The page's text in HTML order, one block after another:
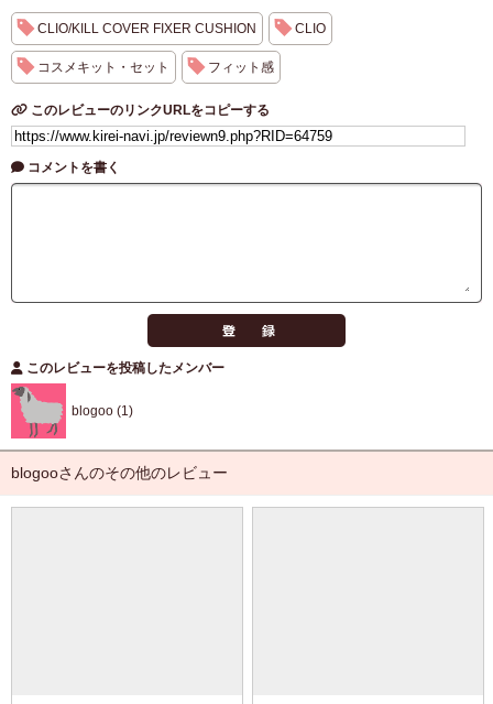
CLIO/KILL COVER FIXER CUSHION CLIO
コスメキット・セット フィット感
このレビューのリンクURLをコピーする
コメントを書く
このレビューを投稿したメンバー
blogoo (1)
blogooさんのその他のレビュー